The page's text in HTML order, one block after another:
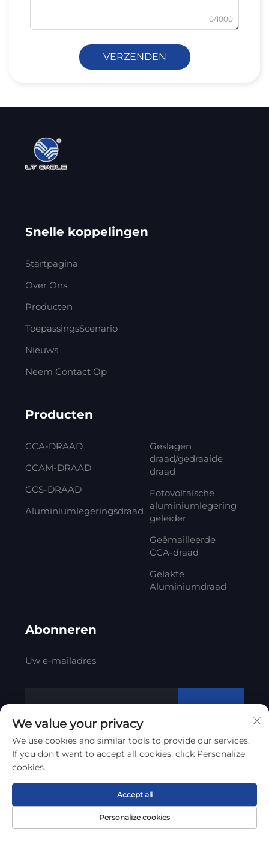
0/1000
VERZENDEN
Snelle koppelingen
Startpagina
Over Ons
Producten
ToepassingsScenario
Nieuws
Neem Contact Op
Producten
CCA-DRAAD
CCAM-DRAAD
CCS-DRAAD
Aluminiumlegeringsdraad
Geslagen
draad/gedraaide
draad
Fotovoltaïsche
aluminiumlegering
geleider
Geëmailleerde
CCA-draad
Gelakte
Aluminiumdraad
Abonneren
Uw e-mailadres
Copyright © 2012 - 2023 Litong Cable
Scroll naar boven
Startpagina Product Over CONTACT
We value your privacy
We use cookies and similar tools to provide our services.
If you don't want to accept all cookies, click Personalize
cookies.
Personalize cookies
Accept all